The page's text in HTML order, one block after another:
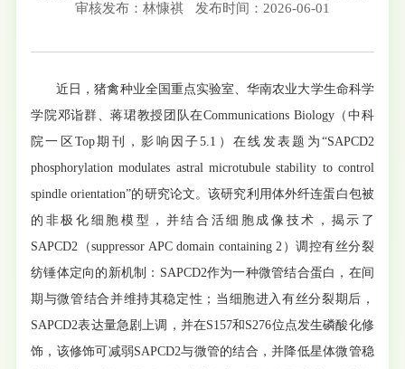
审核发布：林慷祺
发布时间：2026-06-01
近日，猪禽种业全国重点实验室、华南农业大学生命科学
学院邓诣群、蒋珺教授团队在Communications Biology（中科
院一区Top期刊，影响因子5.1）在线发表题为“SAPCD2
phosphorylation modulates astral microtubule stability to control
spindle orientation”的研究论文。该研究利用体外纤连蛋白包被
的非极化细胞模型，并结合活细胞成像技术，揭示了
SAPCD2（suppressor APC domain containing 2）调控有丝分裂
纺锤体定向的新机制：SAPCD2作为一种微管结合蛋白，在间
期与微管结合并维持其稳定性；当细胞进入有丝分裂期后，
SAPCD2表达量急剧上调，并在S157和S276位点发生磷酸化修
饰，该修饰可减弱SAPCD2与微管的结合，并降低星体微管稳